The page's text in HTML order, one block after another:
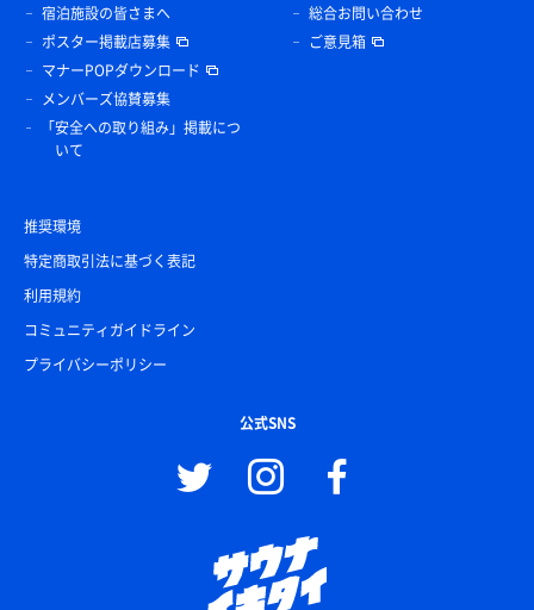
宿泊施設の皆さまへ
ポスター掲載店募集
マナーPOPダウンロード
メンバーズ協賛募集
「安全への取り組み」掲載につ
いて
総合お問い合わせ
ご意見箱
推奨環境
特定商取引法に基づく表記
利用規約
コミュニティガイドライン
プライバシーポリシー
公式SNS